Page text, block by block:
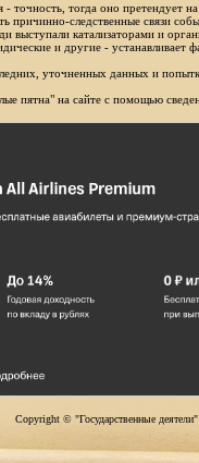
точность, тогда оно претендует
причинно-следственные связи
выступали катализаторами и
и другие - устанавливает
уточненных данных и
пятна" на сайте с помощью
Copyright © "Государственные